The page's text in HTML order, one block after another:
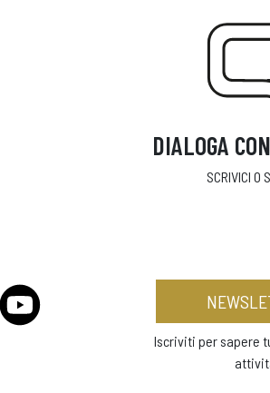
DIALOGA
SCRIVICI O
Iscriviti per sapere